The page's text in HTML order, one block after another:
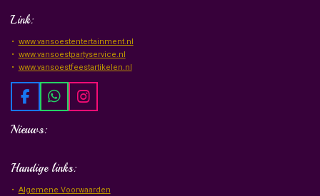
Link:
www.vansoestentertainment.nl
www.vansoestpartyservice.nl
www.vansoestfeestartikelen.nl
F
a
c
o
W
h
A
I
n
Nieuws:
Handige links:
Algemene Voorwaarden